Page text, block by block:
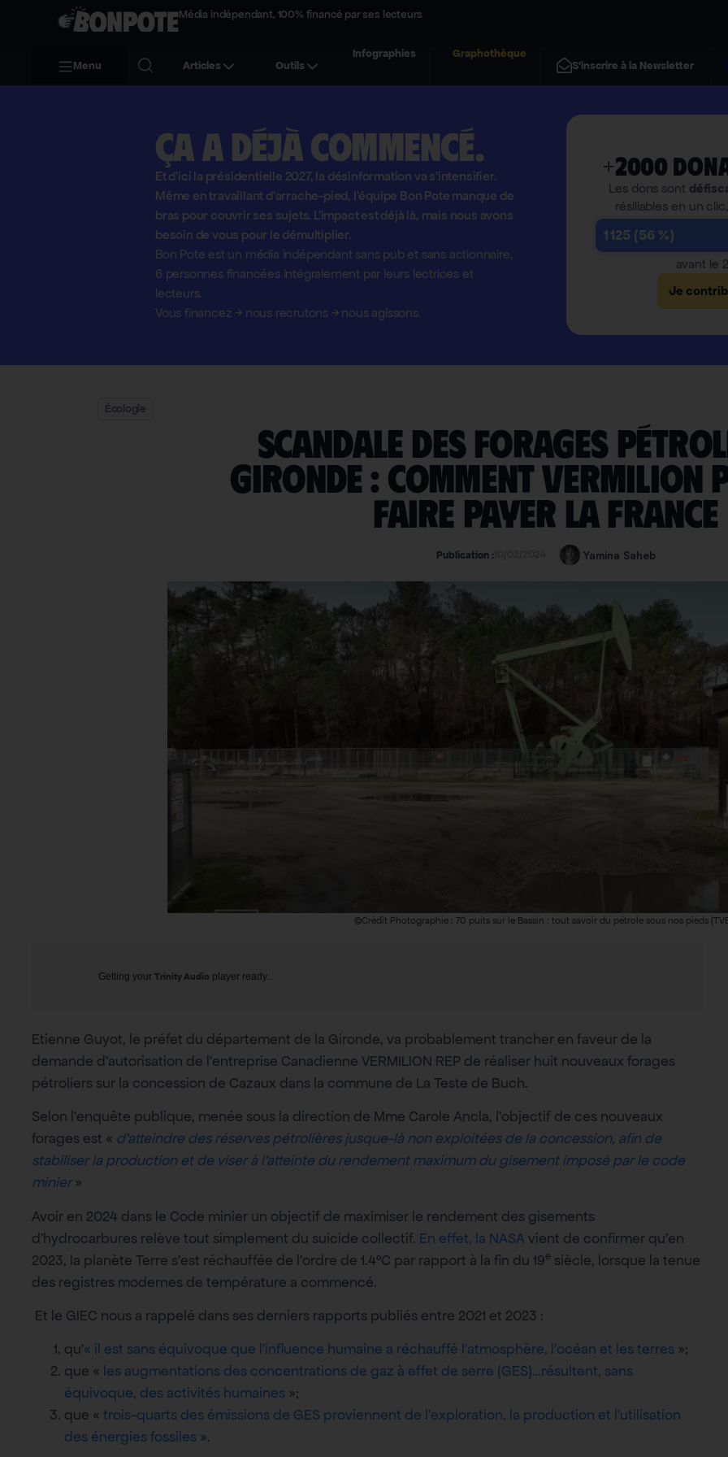
Média indépendant, 100% financé par ses lecteurs
Menu Articles Outils
Infographies
Graphothèque
S'inscrire à la Newsletter
Ça a déjà commencé.
Et d'ici la présidentielle 2027, la désinformation va s'intensifier.
Même en travaillant d'arrache-pied, l'équipe Bon Pote manque de
bras pour couvrir ses sujets. L'impact est déjà là, mais nous avons
besoin de vous pour le démultiplier.
Bon Pote est un média indépendant sans pub et sans actionnaire,
6 personnes financées intégralement par leurs lectrices et
lecteurs.
Vous financez→nous recrutons →nous agissons.
+2000
Les dons sont
résiliables en un
1 125 (56 %)
avant le
Je
Écologie
Scandale des forages
Gironde : comment
faire payer la France
Publication : Yamina Saheb
©Crédit Photographie : 70 puits sur le Bassin : tout savoir du pétrole sous nos pieds
Getting your Trinity Audio player ready...
Etienne Guyot, le préfet du département de la Gironde, va probablement trancher en faveur de la
demande d’autorisation de l’entreprise Canadienne VERMILION REP de réaliser huit nouveaux forages
pétroliers sur la concession de Cazaux dans la commune de La Teste de Buch.
Selon l’enquête publique, menée sous la direction de Mme Carole Ancla, l’objectif de ces nouveaux
forages est « d’atteindre des réserves pétrolières jusque-là non exploitées de la concession, afin de
stabiliser la production et de viser à l’atteinte du rendement maximum du gisement imposé par le code
minier »
Avoir en 2024 dans le Code minier un objectif de maximiser le rendement des gisements
d’hydrocarbures relève tout simplement du suicide collectif. En effet, la NASAvient de confirmer qu’en
2023, la planète Terre s’est réchauffée de l’ordre de 1.4°C par rapport à la fin du 19e siècle, lorsque la tenue
des registres modernes de température a commencé.
Et le GIEC nous a rappelé dans ses derniers rapports publiés entre 2021 et 2023 :
qu’« il est sans équivoque que l’influence humaine a réchauffé l’atmosphère, l’océan et les terres »;
que « les augmentations des concentrations de gaz à effet de serre (GES)…résultent, sans
équivoque, des activités humaines »;
que « trois-quarts des émissions de GES proviennent de l’exploration, la production et l’utilisation
des énergies fossiles ».